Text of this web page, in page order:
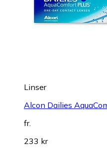
Linser
Alcon Dailies
fr.
233 kr